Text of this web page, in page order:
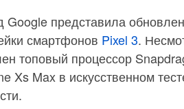
Google представила
смартфонов Pixel 3.
топовый процессор
Xs Max в искусственном